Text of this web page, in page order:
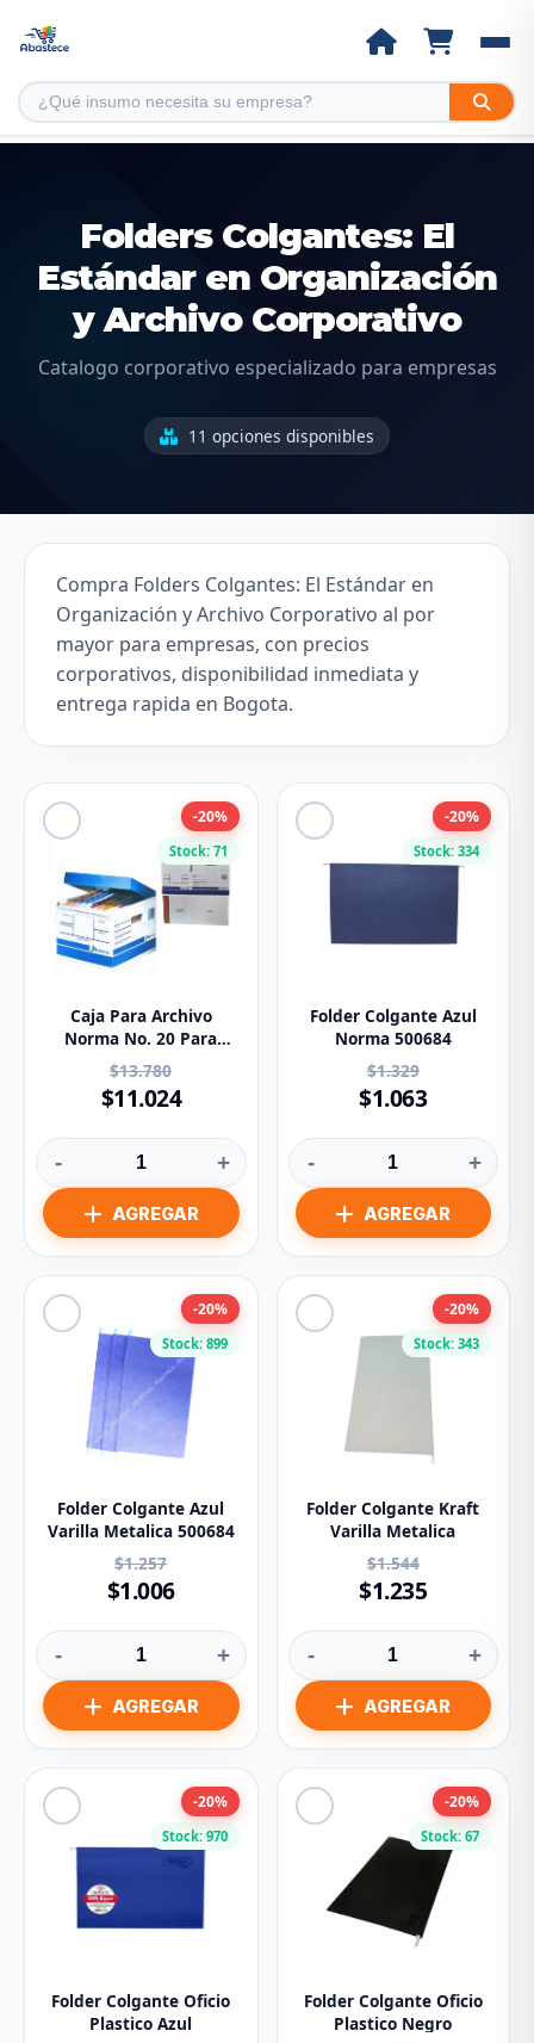
Folders Colgantes: El
Estándar en Organización
y Archivo Corporativo
Catalogo corporativo especializado para empresas
11 opciones disponibles
Compra Folders Colgantes: El Estándar en
Organización y Archivo Corporativo al por
mayor para empresas, con precios
corporativos, disponibilidad inmediata y
entrega rapida en Bogota.
Stock: 71
-20%
Caja Para Archivo
Norma No. 20 Para
Folder Colgante 500491
$13.780
$11.024
- +
Stock: 334
-20%
Folder Colgante Azul
Norma 500684
$1.329
$1.063
- +
Stock: 899
-20%
Folder Colgante Azul
Varilla Metalica 500684
$1.257
$1.006
- +
Stock: 343
-20%
Folder Colgante Kraft
Varilla Metalica
$1.544
$1.235
- +
Stock: 970
-20%
Folder Colgante Oficio
Plastico Azul
Stock: 67
-20%
Folder Colgante Oficio
Plastico Negro